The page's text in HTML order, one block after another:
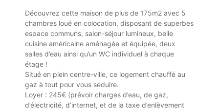
Découvrez cette maison de plus de 175m2 avec 5
chambres loué en colocation, disposant de superbes
espace communs, salon-séjour lumineux, belle
cuisine américaine aménagée et équipée, deux
salles d’eau ainsi qu’un WC individuel à chaque
étage !
Situé en plein centre-ville, ce logement chauffé au
gaz à tout pour vous séduire.
Loyer : 245€ (prévoir charges d’eau, de gaz,
d’électricité, d’internet, et de la taxe d’enlèvement